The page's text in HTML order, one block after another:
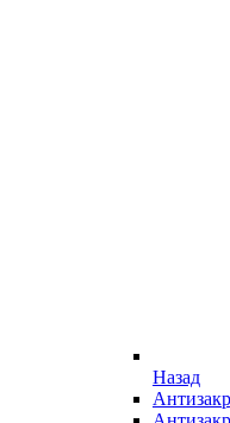
Назад